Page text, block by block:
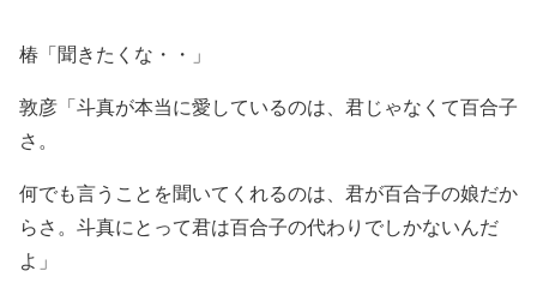
椿「聞きたくな・・」
敦彦「斗真が本当に愛しているのは、君じゃなくて百合子
さ。
何でも言うことを聞いてくれるのは、君が百合子の娘だか
らさ。斗真にとって君は百合子の代わりでしかないんだ
よ」